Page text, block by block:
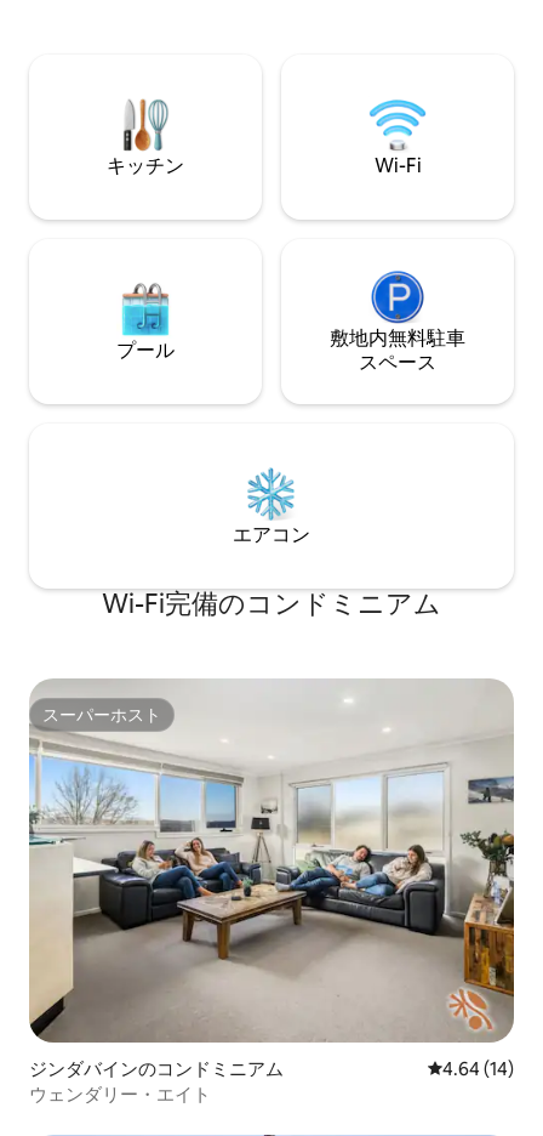
mountains, design & effortless style.
エストに応じて。
スが制限される場
動車をおすすめし
コンポストトイレ
キッチン Wi-Fi
プール
敷地内無料駐⁠車
ス⁠ペ⁠ー⁠ス
エアコン
Wi-Fi完備のコンドミニアム
スーパーホスト
スーパーホスト
ジンダバインのコンドミニアム レビュー14
4.64 (14)
ウェンダリー・エイト